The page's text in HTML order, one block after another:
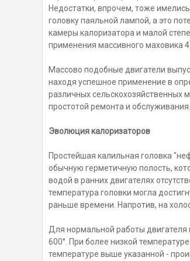
Недостатки, впрочем, тоже
головку паяльной лампой, а это
камеры калоризатора и малой
применения массивного маховика
Массово подобные двигатели
находя успешное применение в
различных сельскохозяйственных
простотой ремонта и обслуживания.
Эволюция калоризаторов
Простейшая калильная головка
обычную герметичную полость,
водой в ранних двигателях
температура головки могла
раньше времени. Напротив, на
Для нормальной работы
600°. При более низкой
температуре выше указанной -